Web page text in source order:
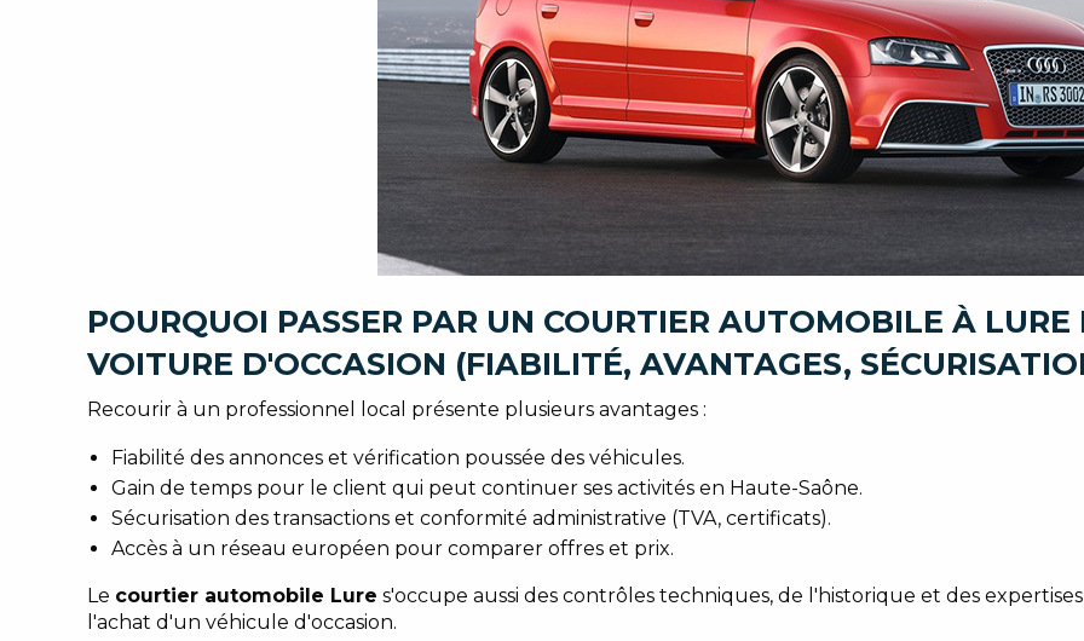
POURQUOI PASSER PAR UN COURTIER AUTOMOBILE À LURE
VOITURE D'OCCASION (FIABILITÉ, AVANTAGES,
Recourir à un professionnel local présente plusieurs avantages :
Fiabilité des annonces et vérification poussée des véhicules.
Gain de temps pour le client qui peut continuer ses activités en Haute-Saône.
Sécurisation des transactions et conformité administrative (TVA, certificats).
Accès à un réseau européen pour comparer offres et prix.
Le courtier automobile Lure s'occupe aussi des contrôles techniques, de l'historique et des
l'achat d'un véhicule d'occasion.